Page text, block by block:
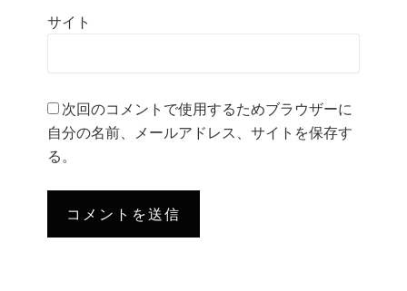
サイト
次回のコメントで使用するためブラウザーに
自分の名前、メールアドレス、サイトを保存す
る。